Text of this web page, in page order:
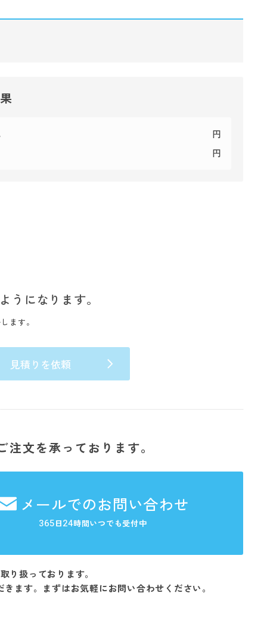
円
円
うになります。
ます。
見積りを依頼
文を承っております。
メールでのお問い合わせ
365日24時間いつでも受付中
り扱っております。
ます。まずはお気軽にお問い合わせください。